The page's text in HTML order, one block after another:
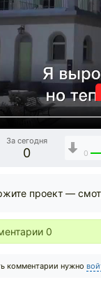
За сегодня
0 0
проект —
0
комментарии нужно